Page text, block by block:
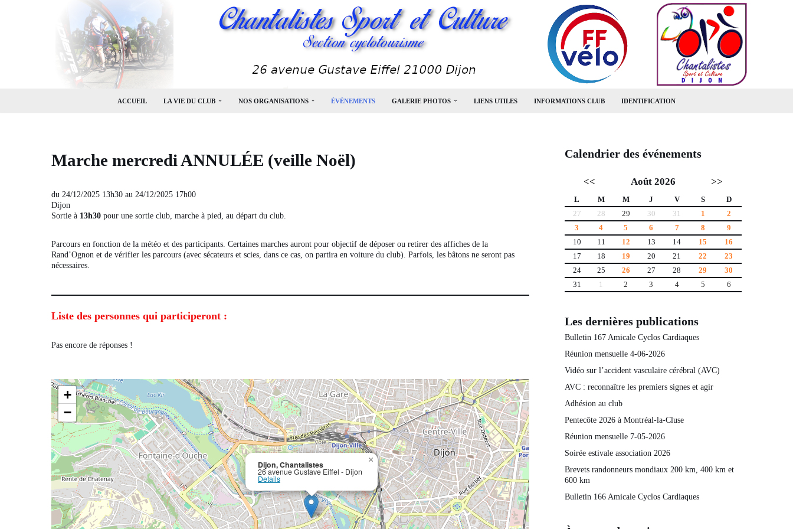
ACCUEIL LA VIE DU CLUB NOS ORGANISATIONS ÉVÉNEMENTS GALERIE PHOTOS LIENS UTILES INFORMATIONS CLUB IDENTIFICATION
Marche mercredi ANNULÉE (veille Noël)
du 24/12/2025 13h30 au 24/12/2025 17h00
Dijon
Sortie à 13h30 pour une sortie club, marche à pied, au départ du club.
Parcours en fonction de la météo et des participants. Certaines marches auront pour objectif de déposer ou retirer des affiches de la
Rand’Ognon et de vérifier les parcours (avec sécateurs et scies, dans ce cas, on partira en voiture du club). Parfois, les bâtons ne seront pas
nécessaires.
Liste des personnes qui participeront :
Pas encore de réponses !
Dijon, Chantalistes
26 avenue Gustave Eiffel - Dijon
Details
×
+
−
Calendrier des événements
<< Août 2026 >>
L M M J V S
D
27
28 29 30 31 1
2
3
4 5 6 7 8
9
10
11 12 13 14 15
16
17
18 19 20 21 22
23
24
25 26 27 28 29
30
31
1 2 3 4 5 6
Les dernières publications
Bulletin 167 Amicale Cyclos Cardiaques
Réunion mensuelle 4-06-2026
Vidéo sur l’accident vasculaire cérébral (AVC)
AVC : reconnaître les premiers signes et agir
Adhésion au club
Pentecôte 2026 à Montréal-la-Cluse
Réunion mensuelle 7-05-2026
Soirée estivale association 2026
Brevets randonneurs mondiaux 200 km, 400 km et
600 km
Bulletin 166 Amicale Cyclos Cardiaques